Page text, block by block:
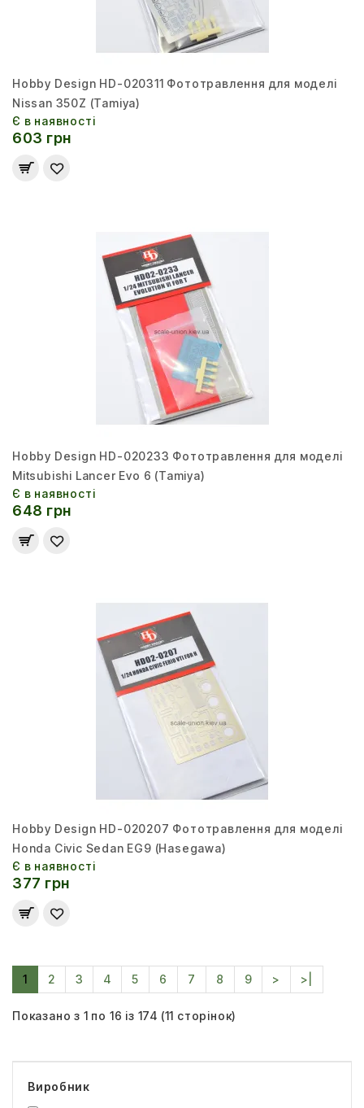
Hobby Design HD-020311 Фототравлення для моделі
Nissan 350Z (Tamiya)
Є в наявності
603 грн
Hobby Design HD-020233 Фототравлення для моделі
Mitsubishi Lancer Evo 6 (Tamiya)
Є в наявності
648 грн
Hobby Design HD-020207 Фототравлення для моделі
Honda Civic Sedan EG9 (Hasegawa)
Є в наявності
377 грн
1 2 3 4 5 6 7 8 9 > >|
Показано з 1 по 16 із 174 (11 сторінок)
Виробник